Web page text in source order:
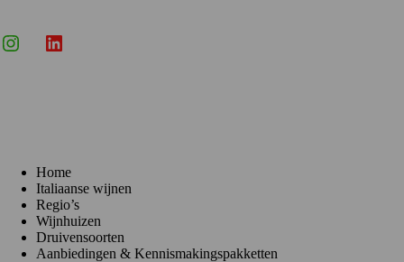
InstagramLinkedIn
Home
Italiaanse wijnen
Regio’s
Wijnhuizen
Druivensoorten
Aanbiedingen & Kennismakingspakketten